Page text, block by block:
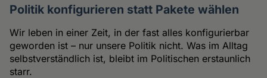
Politik konfigurieren statt Pakete wählen
Wir leben in einer Zeit, in der fast alles konfigurierbar
geworden ist – nur unsere Politik nicht. Was im Alltag
selbstverständlich ist, bleibt im Politischen erstaunlich
starr.